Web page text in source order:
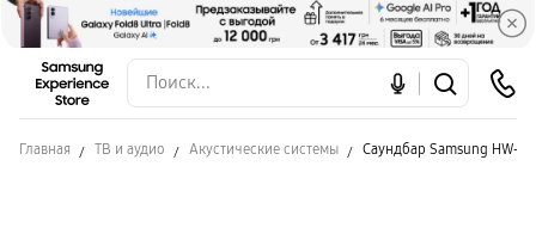
Главная ТВ и аудио Акустические системы Саундбар Samsung HW-